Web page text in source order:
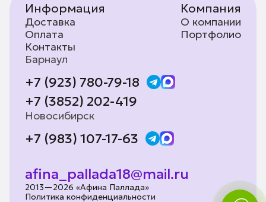
Информация
Доставка
Оплата
Контакты
Компания
О компании
Портфолио
Барнаул
+7 (923) 780-79-18
+7 (3852) 202-419
Новосибирск
+7 (983) 107-17-63
afina_pallada18@mail.ru
2013—2026 «Афина Паллада»
Политика конфиденциальности